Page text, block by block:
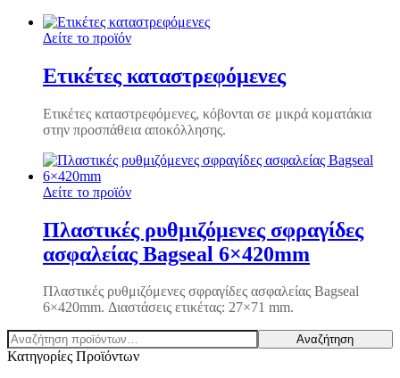
Δείτε το προϊόν
Ετικέτες καταστρεφόμενες
Ετικέτες καταστρεφόμενες, κόβονται σε μικρά κοματάκια
στην προσπάθεια αποκόλλησης.
Δείτε το προϊόν
Πλαστικές ρυθμιζόμενες σφραγίδες
ασφαλείας Bagseal 6×420mm
Πλαστικές ρυθμιζόμενες σφραγίδες ασφαλείας Bagseal
6×420mm. Διαστάσεις ετικέτας: 27×71 mm.
Αναζήτηση
για:
Αναζήτηση
Κατηγορίες Προϊόντων